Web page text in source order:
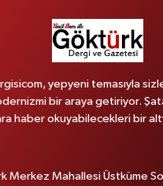
yepyeni temasıyla
bir araya getiriyor.
haber okuyabilecekleri bir
Merkez Mahallesi Üstküme